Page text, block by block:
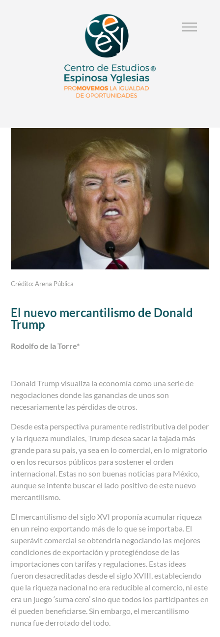
Crédito: Arena Pública
El nuevo mercantilismo de Donald
Trump
Rodolfo de la Torre*
Donald Trump visualiza la economía como una serie de
negociaciones donde las ganancias de unos son
necesariamente las pérdidas de otros.
Desde esta perspectiva puramente redistributiva del poder
y la riqueza mundiales, Trump desea sacar la tajada más
grande para su país, ya sea en lo comercial, en lo migratorio
o en los recursos públicos para sostener el orden
internacional. Estas no son buenas noticias para México,
aunque se intente buscar el lado positivo de este nuevo
mercantilismo.
El mercantilismo del siglo XVI proponía acumular riqueza
en un reino exportando más de lo que se importaba. El
superávit comercial se obtendría negociando las mejores
condiciones de exportación y protegiéndose de las
importaciones con tarifas y regulaciones. Estas ideas
fueron desacreditadas desde el siglo XVIII, estableciendo
que la riqueza nacional no era reducible al comercio, ni este
era un juego ‘suma cero’ sino que todos los participantes en
él pueden beneficiarse. Sin embargo, el mercantilismo
nunca fue derrotado del todo.